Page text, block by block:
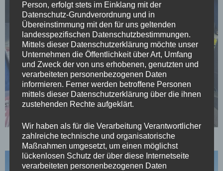
Person, erfolgt stets im Einklang mit der
Datenschutz-Grundverordnung und in
Übereinstimmung mit den für uns geltenden
landesspezifischen Datenschutzbestimmungen.
Mittels dieser Datenschutzerklärung möchte unser
Unternehmen die Öffentlichkeit über Art, Umfang
und Zweck der von uns erhobenen, genutzten und
verarbeiteten personenbezogenen Daten
informieren. Ferner werden betroffene Personen
mittels dieser Datenschutzerklärung über die ihnen
zustehenden Rechte aufgeklärt.
Wir haben als für die Verarbeitung Verantwortlicher
zahlreiche technische und organisatorische
Maßnahmen umgesetzt, um einen möglichst
lückenlosen Schutz der über diese Internetseite
verarbeiteten personenbezogenen Daten